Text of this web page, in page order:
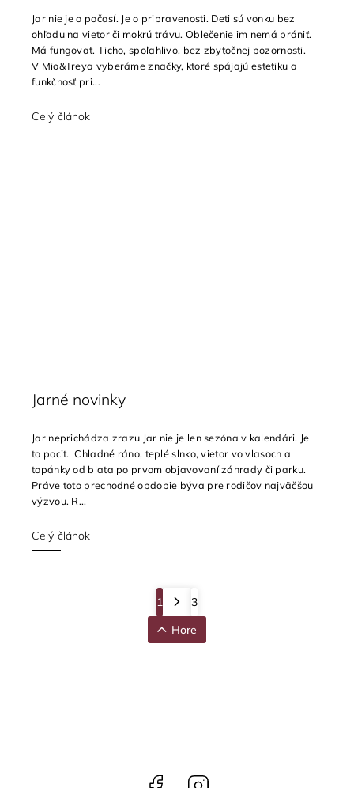
Jar nie je o počasí. Je o pripravenosti. Deti sú vonku bez
ohľadu na vietor či mokrú trávu. Oblečenie im nemá brániť.
Má fungovať. Ticho, spoľahlivo, bez zbytočnej pozornosti.
V Mio&Treya vyberáme značky, ktoré spájajú estetiku a
funkčnosť pri...
Celý článok
Jarné novinky
Jar neprichádza zrazu Jar nie je len sezóna v kalendári. Je
to pocit. Chladné ráno, teplé slnko, vietor vo vlasoch a
topánky od blata po prvom objavovaní záhrady či parku.
Práve toto prechodné obdobie býva pre rodičov najväčšou
výzvou. R...
Celý článok
1
3
Hore
Facebook